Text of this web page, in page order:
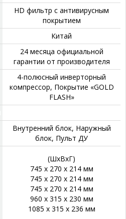
HD фильтр с антивирусным
покрытием
Китай
24 месяца официальной
гарантии от производителя
4-полюсный инверторный
компрессор, Покрытие «GOLD
FLASH»
Внутренний блок, Наружный
блок, Пульт ДУ
(ШхВхГ)
745 x 270 x 214 мм
745 x 270 x 214 мм
745 x 270 x 214 мм
960 x 315 x 230 мм
1085 x 315 x 236 мм